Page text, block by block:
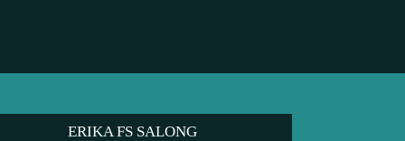
ERIKA FS SALONG